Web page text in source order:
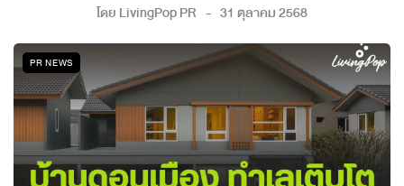
โดย LivingPop PR 31 ตุลาคม 2568
PR NEWS